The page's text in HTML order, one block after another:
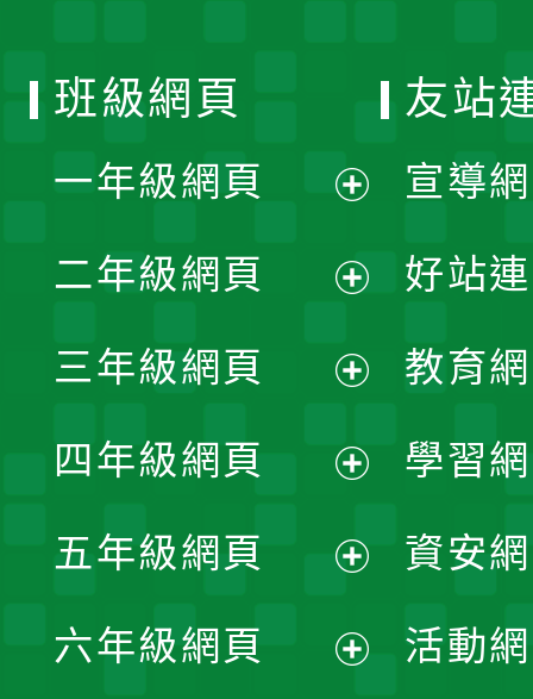
班級網頁
一年級網頁
開
選
單
二年級網頁
開
選
單
三年級網頁
開
選
單
四年級網頁
開
選
五年級網頁
開
六年級網頁
友站
宣導
好站
教育
學習
資安
活動